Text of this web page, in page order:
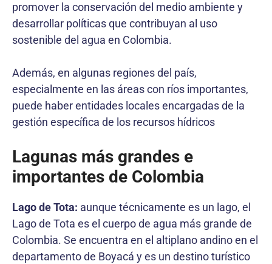
promover la conservación del medio ambiente y
desarrollar políticas que contribuyan al uso
sostenible del agua en Colombia.
Además, en algunas regiones del país,
especialmente en las áreas con ríos importantes,
puede haber entidades locales encargadas de la
gestión específica de los recursos hídricos
Lagunas más grandes e
importantes de Colombia
Lago de Tota: aunque técnicamente es un lago, el
Lago de Tota es el cuerpo de agua más grande de
Colombia. Se encuentra en el altiplano andino en el
departamento de Boyacá y es un destino turístico